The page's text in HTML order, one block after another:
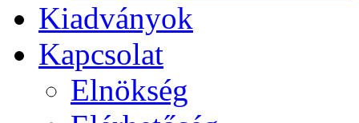
Kiadványok
Kapcsolat
Elnökség